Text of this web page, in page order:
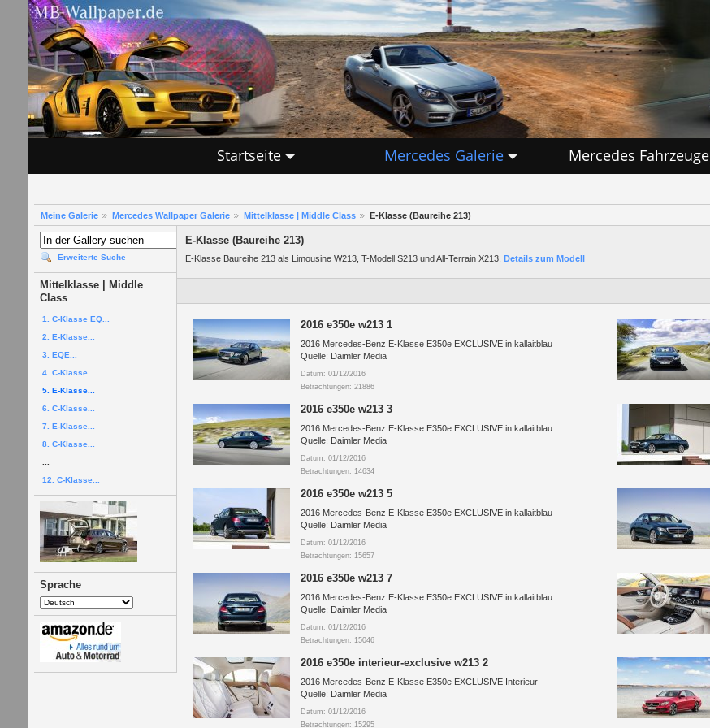
Startseite Mercedes Galerie Mercedes Fahrzeuge
Meine Galerie Mercedes Wallpaper Galerie Mittelklasse | Middle Class E-Klasse (Baureihe 213)
Erweiterte Suche
Mittelklasse | Middle
Class
1. C-Klasse EQ...
2. E-Klasse...
3. EQE...
4. C-Klasse...
5. E-Klasse...
6. C-Klasse...
7. E-Klasse...
8. C-Klasse...
12. C-Klasse...
Sprache
E-Klasse (Baureihe 213)
E-Klasse Baureihe 213 als Limousine W213, T-Modell S213 und All-Terrain X213, Details zum Modell
2016 e350e w213 1
2016 Mercedes-Benz E-Klasse E350e EXCLUSIVE in kallaitblau
Quelle: Daimler Media
Datum: 01/12/2016
Betrachtungen: 21886
2016 e350e w213 3
2016 Mercedes-Benz E-Klasse E350e EXCLUSIVE in kallaitblau
Quelle: Daimler Media
Datum: 01/12/2016
Betrachtungen: 14634
2016 e350e w213 5
2016 Mercedes-Benz E-Klasse E350e EXCLUSIVE in kallaitblau
Quelle: Daimler Media
Datum: 01/12/2016
Betrachtungen: 15657
2016 e350e w213 7
2016 Mercedes-Benz E-Klasse E350e EXCLUSIVE in kallaitblau
Quelle: Daimler Media
Datum: 01/12/2016
Betrachtungen: 15046
2016 e350e interieur-exclusive w213 2
2016 Mercedes-Benz E-Klasse E350e EXCLUSIVE Interieur
Quelle: Daimler Media
Datum: 01/12/2016
Betrachtungen: 15295